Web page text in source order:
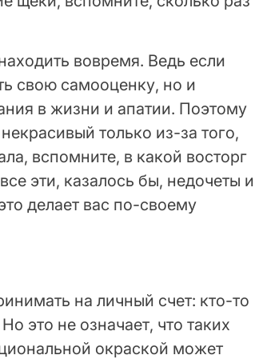
вовремя. Ведь если
свою самооценку, но и
в жизни и апатии. Поэтому
только из-за того,
вспомните, в какой восторг
эти, казалось бы, недочеты и
делает вас по-своему
на личный счет: кто-то
это не означает, что таких
окраской может